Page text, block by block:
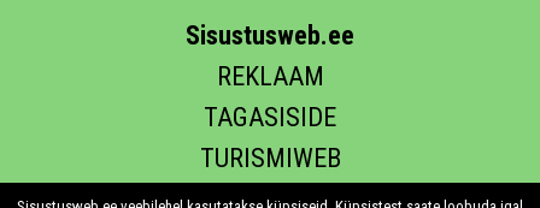
Sisustusweb.ee
REKLAAM
TAGASISIDE
TURISMIWEB
EHITUS.EE